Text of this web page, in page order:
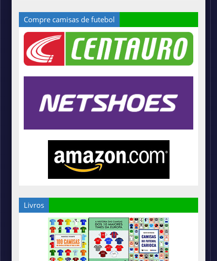
Compre camisas de futebol
Livros